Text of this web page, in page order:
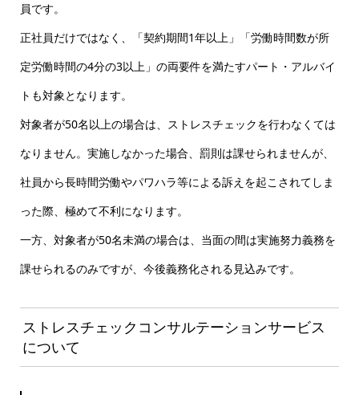
員です。
正社員だけではなく、「契約期間1年以上」「労働時間数が所
定労働時間の4分の3以上」の両要件を満たすパート・アルバイ
トも対象となります。
対象者が50名以上の場合は、ストレスチェックを行わなくては
なりません。実施しなかった場合、罰則は課せられませんが、
社員から長時間労働やパワハラ等による訴えを起こされてしま
った際、極めて不利になります。
一方、対象者が50名未満の場合は、当面の間は実施努力義務を
課せられるのみですが、今後義務化される見込みです。
ストレスチェックコンサルテーションサービス
について